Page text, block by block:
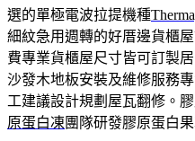
選的單極電波拉提機種
細紋急用週轉的好厝邊貨櫃
費專業貨櫃屋尺寸皆可訂製
沙發木地板安裝及維修服務
工建議設計規劃屋瓦翻修。
原蛋白凍團隊研發膠原蛋白